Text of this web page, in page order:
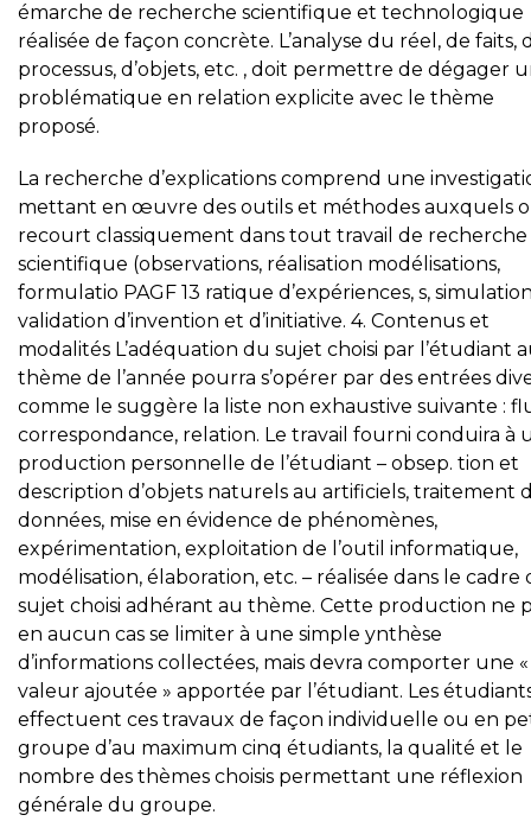
émarche de recherche scientifique et technologique
réalisée de façon concrète. L’analyse du réel, de faits,
processus, d’objets, etc. , doit permettre de dégager
problématique en relation explicite avec le thème
proposé.
La recherche d’explications comprend une
mettant en œuvre des outils et méthodes auxquels
recourt classiquement dans tout travail de recherche
scientifique (observations, réalisation modélisations,
formulatio PAGF 13 ratique d’expériences, s,
validation d’invention et d’initiative. 4. Contenus et
modalités L’adéquation du sujet choisi par l’étudiant
thème de l’année pourra s’opérer par des entrées
comme le suggère la liste non exhaustive suivante :
correspondance, relation. Le travail fourni conduira à
production personnelle de l’étudiant – obsep. tion et
description d’objets naturels au artificiels, traitement
données, mise en évidence de phénomènes,
expérimentation, exploitation de l’outil informatique,
modélisation, élaboration, etc. – réalisée dans le cadre
sujet choisi adhérant au thème. Cette production ne
en aucun cas se limiter à une simple ynthèse
d’informations collectées, mais devra comporter une «
valeur ajoutée » apportée par l’étudiant. Les
effectuent ces travaux de façon individuelle ou en
groupe d’au maximum cinq étudiants, la qualité et le
nombre des thèmes choisis permettant une réflexion
générale du groupe.